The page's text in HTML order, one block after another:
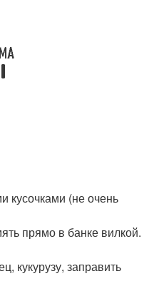
кусочками (не очень
прямо в банке вилкой.
кукурузу, заправить